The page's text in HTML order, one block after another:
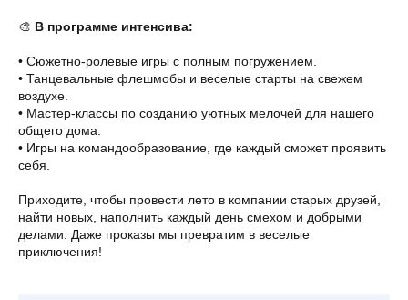
🎨 В программе интенсива:
• Сюжетно-ролевые игры с полным погружением.
• Танцевальные флешмобы и веселые старты на свежем
воздухе.
• Мастер-классы по созданию уютных мелочей для нашего
общего дома.
• Игры на командообразование, где каждый сможет проявить
себя.
Приходите, чтобы провести лето в компании старых друзей,
найти новых, наполнить каждый день смехом и добрыми
делами. Даже проказы мы превратим в веселые
приключения!